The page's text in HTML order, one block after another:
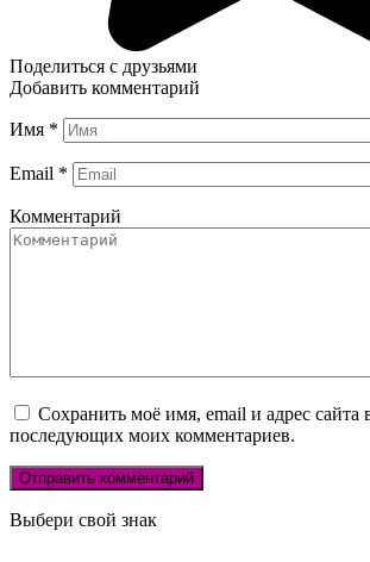
Поделиться с друзьями
Добавить комментарий
Имя *
Email *
Комментарий
Сохранить моё имя, email и адрес сайта
последующих моих комментариев.
Выбери свой знак